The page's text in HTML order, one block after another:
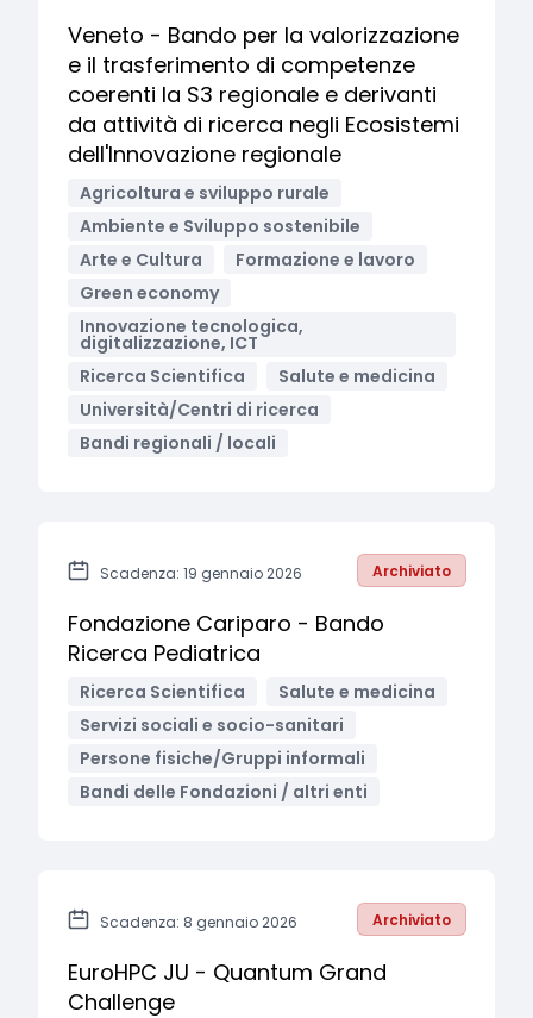
Veneto - Bando per la valorizzazione
e il trasferimento di competenze
coerenti la S3 regionale e derivanti
da attività di ricerca negli Ecosistemi
dell'Innovazione regionale
Agricoltura e sviluppo rurale
Ambiente e Sviluppo sostenibile
Arte e Cultura
Formazione e lavoro
Green economy
Innovazione tecnologica,
digitalizzazione, ICT
Ricerca Scientifica
Salute e medicina
Università/Centri di ricerca
Bandi regionali / locali
Scadenza: 19 gennaio 2026 Archiviato
Fondazione Cariparo - Bando
Ricerca Pediatrica
Ricerca Scientifica
Salute e medicina
Servizi sociali e socio-sanitari
Persone fisiche/Gruppi informali
Bandi delle Fondazioni / altri enti
Scadenza: 8 gennaio 2026 Archiviato
EuroHPC JU - Quantum Grand
Challenge